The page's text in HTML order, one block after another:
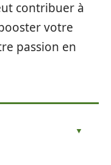
contribuer à
votre
passion en